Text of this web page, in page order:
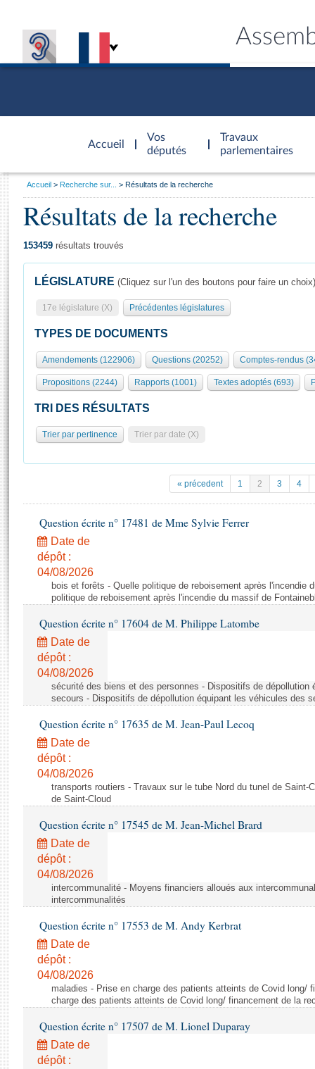
Accueil
d'accueil
Vos
députés
Travaux
parlementaires
Présidence
577 députés
Groupes politiques
Séance publique
Commissions et autres organes
Europe et International
Pétitions
Projets de loi
Propositions de loi
Amendements
Textes adoptés
Rapports législatifs
Rapports sur l'application des lois
Baromètre de l’application des lois
Dossiers législatifs
Budget et sécurité sociale
Questions écrites et orales
Comptes rendus des débats
Général
Rôle et pouvoirs de l'Assemblée
Organisation de l'Assemblée
Présidence Conférence des Présidents Bureau Collège des
Statistiques et chiffres clés
( Constitution | Règlement de l'Assemblée ... )
Histoire
Juniors
Anciennes législatures
Visiter l'Assemblée
Visite virtuelle du palais Bourbon
Assister à une séance
Contacts et plan d'accès
Photos libres de droit
Vous
Accueil Recherche sur... Résultats de la recherche
Résultats de la recherche
153459 résultats trouvés
LÉGISLATURE (Cliquez sur l'un des boutons pour faire un choix)
17e législature (X) Précédentes législatures
TYPES DE DOCUMENTS
Amendements (122906) Questions (20252) Comptes-rendus
Propositions (2244) Rapports (1001) Textes adoptés (693)
TRI DES RÉSULTATS
Trier par pertinence Trier par date (X)
« précedent 1 2 3 4
Question écrite n° 17481 de Mme Sylvie Ferrer
Date de
dépôt :
04/08/2026
bois et forêts - Quelle politique de reboisement après l'incendie
politique de reboisement après l'incendie du massif de
Question écrite n° 17604 de M. Philippe Latombe
Date de
dépôt :
04/08/2026
sécurité des biens et des personnes - Dispositifs de
secours - Dispositifs de dépollution équipant les véhicules des
Question écrite n° 17635 de M. Jean-Paul Lecoq
Date de
dépôt :
04/08/2026
transports routiers - Travaux sur le tube Nord du tunel de Saint-
de Saint-Cloud
Question écrite n° 17545 de M. Jean-Michel Brard
Date de
dépôt :
04/08/2026
intercommunalité - Moyens financiers alloués aux
intercommunalités
Question écrite n° 17553 de M. Andy Kerbrat
Date de
dépôt :
04/08/2026
maladies - Prise en charge des patients atteints de Covid long/
charge des patients atteints de Covid long/ financement de la
Question écrite n° 17507 de M. Lionel Duparay
Date de
dépôt :